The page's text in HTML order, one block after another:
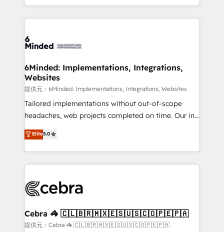
smarter with AI and HubSpot.
solutions to complex GTM and RevOps challenges.
Our Expertise 🔹 Onboarding & Implementation:
tailored to your GTM motion. 🔹 Migrations:
from other CRMs to HubSpot without data loss or
downtime. 🔹 RevOps Strategy: Align teams,
processes, and data to drive revenue efficiency. 🔹
Integrations: Connect HubSpot with your tech stack
for better adoption. 🔹 Custom Solutions: Build
SOC 2 Type II and ISO 27001 certified, reinforcing
our commitment to data security and compliance. At
6Minded: Implementations, Integrations,
Websites
提供元：6Minded: Implementations, Integrations, Websites
Tailored implementations without out-of-scope
headaches, web projects completed on time. Our in-
house team of certified CRM architects, experts,
developers, designers, and marketers handles all
aspects of your HubSpot. ✨ 400+ global clients ✨
100+ seamless migrations from 15+ different CRMs
implementations, and 5,000+ pages ✨ CS: Clients
CS: 245% organic growth & +751% new visitors for a
full-funnel HubSpot project ✨ CS: 415% conversion
Elite5.0
Cebra 🦓 🇨🇱🇧🇷🇲🇽🇪🇸🇺🇸🇨🇴🇵🇪🇵🇦
提供元：Cebra 🦓 🇨🇱🇧🇷🇲🇽🇪🇸🇺🇸🇨🇴🇵🇪🇵🇦